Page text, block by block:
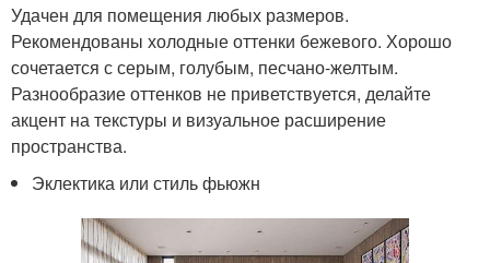
Удачен для помещения любых размеров.
Рекомендованы холодные оттенки бежевого. Хорошо
сочетается с серым, голубым, песчано-желтым.
Разнообразие оттенков не приветствуется, делайте
акцент на текстуры и визуальное расширение
пространства.
Эклектика или стиль фьюжн